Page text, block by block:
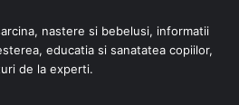
nastere si bebelusi, informatii
educatia si sanatatea copiilor,
de la experti.